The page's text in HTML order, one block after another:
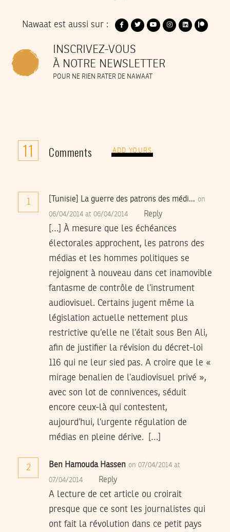
Nawaat est aussi sur :
INSCRIVEZ-VOUS
À NOTRE NEWSLETTER
POUR NE RIEN RATER DE NAWAAT
11 Comments ADD YOURS
1 [Tunisie] La guerre des patrons des médi... on
06/04/2014 at 06/04/2014 Reply
[…] À mesure que les échéances
électorales approchent, les patrons des
médias et les hommes politiques se
rejoignent à nouveau dans cet inamovible
fantasme de contrôle de l’instrument
audiovisuel. Certains jugent même la
législation actuelle nettement plus
restrictive qu’elle ne l’était sous Ben Ali,
afin de justifier la révision du décret-loi
116 qui ne leur sied pas. A croire que le «
mirage benalien de l’audiovisuel privé »,
avec son lot de connivences, séduit
encore ceux-là qui contestent,
aujourd’hui, l’urgente régulation de
médias en pleine dérive. […]
2 Ben Hamouda Hassen on 07/04/2014 at
07/04/2014 Reply
A lecture de cet article ou croirait
presque que ce sont les journalistes qui
ont fait la révolution dans ce petit pays